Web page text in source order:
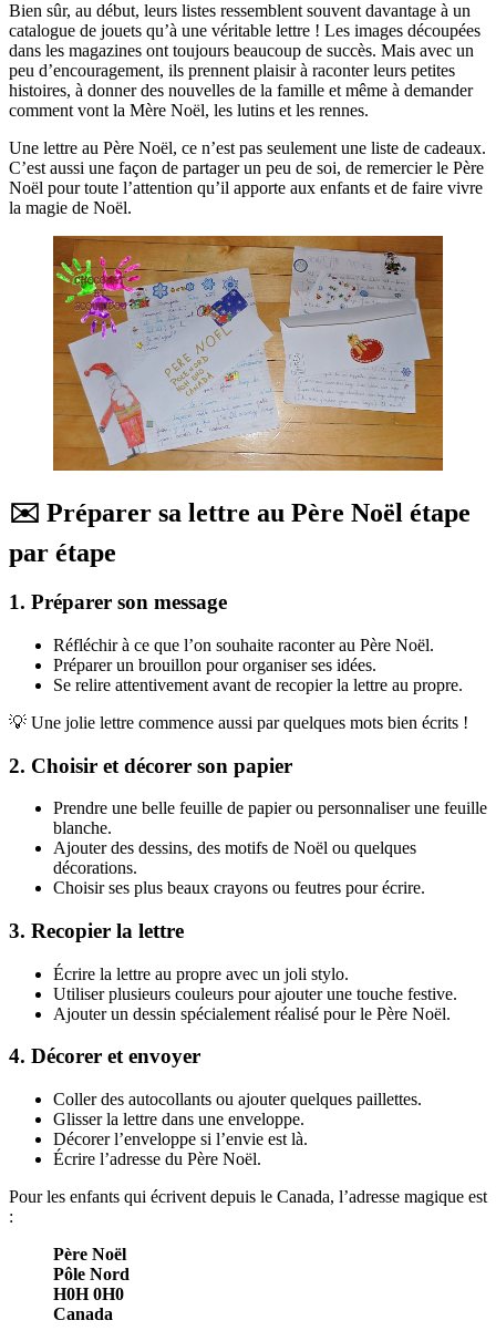
Bien sûr, au début, leurs listes ressemblent souvent davantage à un
catalogue de jouets qu’à une véritable lettre ! Les images découpées
dans les magazines ont toujours beaucoup de succès. Mais avec un
peu d’encouragement, ils prennent plaisir à raconter leurs petites
histoires, à donner des nouvelles de la famille et même à demander
comment vont la Mère Noël, les lutins et les rennes.
Une lettre au Père Noël, ce n’est pas seulement une liste de cadeaux.
C’est aussi une façon de partager un peu de soi, de remercier le Père
Noël pour toute l’attention qu’il apporte aux enfants et de faire vivre
la magie de Noël.
✉️ Préparer sa lettre au Père Noël étape
par étape
1. Préparer son message
Réfléchir à ce que l’on souhaite raconter au Père Noël.
Préparer un brouillon pour organiser ses idées.
Se relire attentivement avant de recopier la lettre au propre.
💡 Une jolie lettre commence aussi par quelques mots bien écrits !
2. Choisir et décorer son papier
Prendre une belle feuille de papier ou personnaliser une feuille
blanche.
Ajouter des dessins, des motifs de Noël ou quelques
décorations.
Choisir ses plus beaux crayons ou feutres pour écrire.
3. Recopier la lettre
Écrire la lettre au propre avec un joli stylo.
Utiliser plusieurs couleurs pour ajouter une touche festive.
Ajouter un dessin spécialement réalisé pour le Père Noël.
4. Décorer et envoyer
Coller des autocollants ou ajouter quelques paillettes.
Glisser la lettre dans une enveloppe.
Décorer l’enveloppe si l’envie est là.
Écrire l’adresse du Père Noël.
Pour les enfants qui écrivent depuis le Canada, l’adresse magique est
:
Père Noël
Pôle Nord
H0H 0H0
Canada